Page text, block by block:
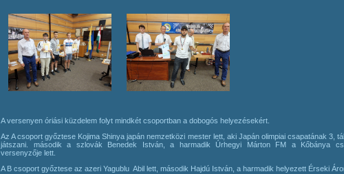
A versenyen óriási küzdelem folyt mindkét csoportban a dobogós helyezésekért.
Az A csoport győztese Kojima Shinya japán nemzetközi mester lett, aki Japán olimpiai csapatának 3,
játszani. második a szlovák Benedek István, a harmadik Úrhegyi Márton FM a Kőbánya
versenyzője lett.
A B csoport győztese az azeri Yagublu Abil lett, második Hajdú István, a harmadik helyezett Érseki